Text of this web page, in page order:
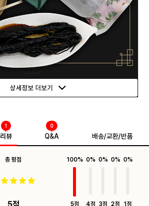
상세정보 더보기
리뷰
1
Q&A
0
배송/교환/반품
총 평점 100%
5점
0%
4점
0%
3점
0%
2점
0%
1점